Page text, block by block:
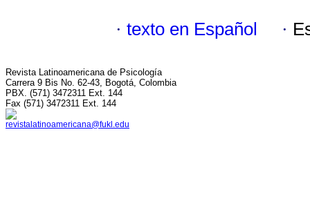
· texto en Español ·
Revista Latinoamericana de Psicología
Carrera 9 Bis No. 62-43, Bogotá, Colombia
PBX. (571) 3472311 Ext. 144
Fax (571) 3472311 Ext. 144
revistalatinoamericana@fukl.edu